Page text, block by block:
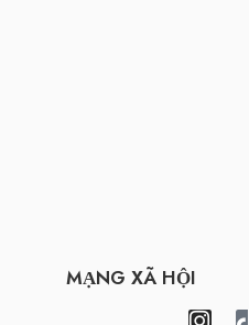
MẠNG XÃ HỘI